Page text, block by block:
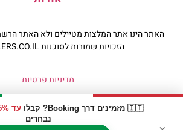
🇮🇹 מזמינים דרך Booking? קבלו עד 15% הנחה
נבחרים
האתר הינו אתר המלצות מטיילים ולא האתר
הזכויות שמורות לסוכנות TRAVELERS.CO.IL
מדיניות פרטיות